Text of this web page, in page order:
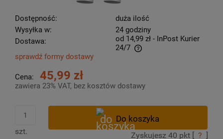
Dostępność:
duża ilość
Wysyłka w:
24 godziny
Dostawa:
od 14,99 zł - InPost Kurier
24/7
Cena nie zawiera ewentualnych kosztów płatności
sprawdź formy dostawy
Cena: 45,99 zł
zawiera 23% VAT, bez kosztów dostawy
szt. Zyskujesz 40 pkt [ ? ]